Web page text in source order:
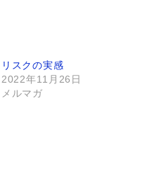
リスクの実感
2022年11月26日
メルマガ